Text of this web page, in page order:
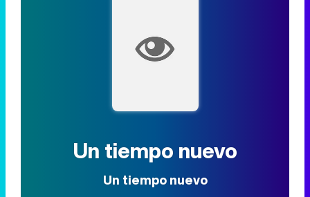
Un tiempo nuevo
Un tiempo nuevo